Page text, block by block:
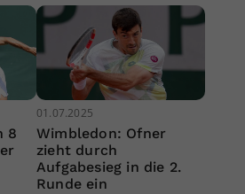
8
01.07.2025
Wimbledon: Ofner
zieht durch
Aufgabesieg in die 2.
Runde ein